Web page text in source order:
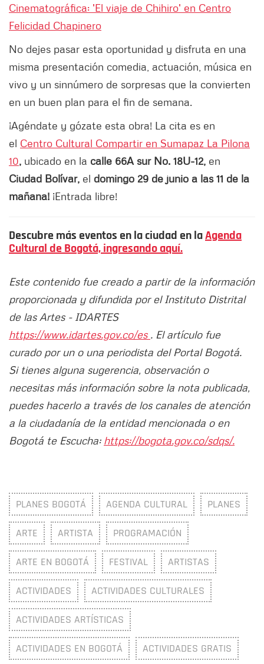
Cinematográfica: 'El viaje de Chihiro' en Centro
Felicidad Chapinero
No dejes pasar esta oportunidad y disfruta en una
misma presentación comedia, actuación, música en
vivo y un sinnúmero de sorpresas que la convierten
en un buen plan para el fin de semana.
¡Agéndate y gózate esta obra! La cita es en
el Centro Cultural Compartir en Sumapaz La Pilona
10, ubicado en la calle 66A sur No. 18U-12, en
Ciudad Bolívar, el domingo 29 de junio a las 11 de la
mañana! ¡Entrada libre!
Descubre más eventos en la ciudad en laAgenda
Cultural de Bogotá, ingresando aquí.
Este contenido fue creado a partir de la información
proporcionada y difundida por el Instituto Distrital
de las Artes - IDARTES
https://www.idartes.gov.co/es . El artículo fue
curado por un o una periodista del Portal Bogotá.
Si tienes alguna sugerencia, observación o
necesitas más información sobre la nota publicada,
puedes hacerlo a través de los canales de atención
a la ciudadanía de la entidad mencionada o en
Bogotá te Escucha: https://bogota.gov.co/sdqs/.
PLANES BOGOTÁ AGENDA CULTURAL PLANES
ARTE ARTISTA PROGRAMACIÓN
ARTE EN BOGOTÁ FESTIVAL ARTISTAS
ACTIVIDADES ACTIVIDADES CULTURALES
ACTIVIDADES ARTÍSTICAS
ACTIVIDADES EN BOGOTÁ ACTIVIDADES GRATIS